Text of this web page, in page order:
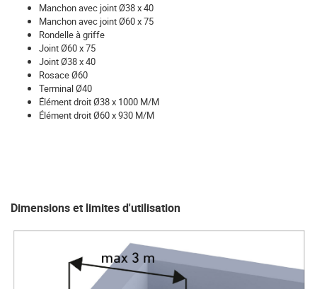
Manchon avec joint Ø38 x 40
Manchon avec joint Ø60 x 75
Rondelle à griffe
Joint Ø60 x 75
Joint Ø38 x 40
Rosace Ø60
Terminal Ø40
Élément droit Ø38 x 1000 M/M
Élément droit Ø60 x 930 M/M
Dimensions et limites d'utilisation